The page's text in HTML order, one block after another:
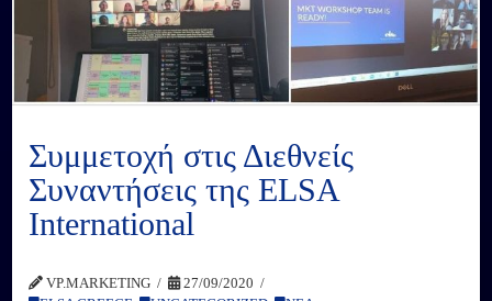
Συμμετοχή στις Διεθνείς
Συναντήσεις της ELSA
International
VP.MARKETING
27/09/2020